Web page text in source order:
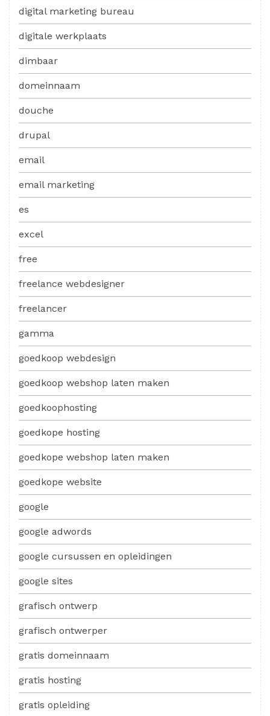
digital marketing bureau
digitale werkplaats
dimbaar
domeinnaam
douche
drupal
email
email marketing
es
excel
free
freelance webdesigner
freelancer
gamma
goedkoop webdesign
goedkoop webshop laten maken
goedkoophosting
goedkope hosting
goedkope webshop laten maken
goedkope website
google
google adwords
google cursussen en opleidingen
google sites
grafisch ontwerp
grafisch ontwerper
gratis domeinnaam
gratis hosting
gratis opleiding